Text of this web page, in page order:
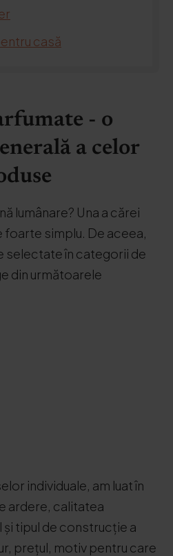
casă
- o
a celor
lumânare? Una a cărei
foarte simplu. De aceea,
selectate în categorii de
din următoarele
individuale, am luat în
ardere, calitatea
tipul de construcție a
prețul, motiv pentru care